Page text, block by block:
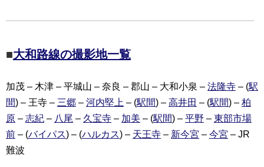
■大和路線の撮影地一覧
加茂 – 木津 – 平城山 – 奈良 – 郡山 – 大和小泉 – 法隆寺 – (駅
間) – 王寺 – 三郷 – 河内堅上 – (駅間) – 高井田 – (駅間) – 柏
原 – 志紀 – 八尾 – 久宝寺 – 加美 – (駅間) – 平野 – 東部市場
前 – (バイパス) – (ハルカス) – 天王寺 – 新今宮 – 今宮 – JR
難波